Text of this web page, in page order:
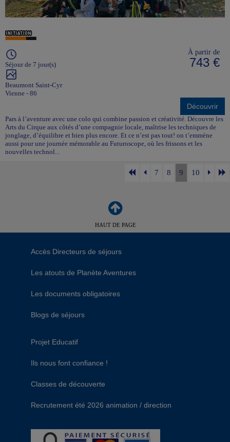
Séjour de 7 jour(s)
Beaumont Saint-Cyr
Vienne - 86
À partir de
743 €
Découvrir
Pars à l’aventure avec une colo qui combine passion et créativité. Découvre les
Arts du Cirque aux côtés d’une compagnie locale, maîtrise les techniques de
jonglage, d’équilibre et bien plus encore. Et ce n’est pas tout! on t’emmène
aussi pour une journée mémorable au Futuroscope, où les frissons et les
nouvelles technol...
7 8 9 10
HAUT DE PAGE
Accès Directeurs de séjours
Les atouts de Planète Aventures
Les documents obligatoires
Blogs de séjours
Projet Educatif
Ils nous font confiance !
Classes de découverte
Recrutement été 2026 animation / direction